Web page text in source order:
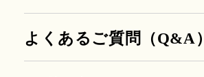
よくあるご質問（Q&A）